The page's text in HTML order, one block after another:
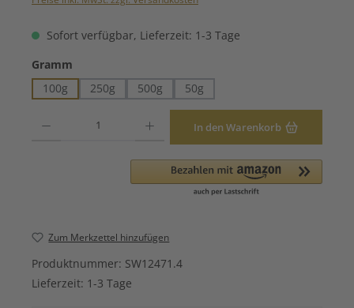
Sofort verfügbar, Lieferzeit: 1-3 Tage
Gramm
100g
250g 500g 50g
In den Warenkorb
Zum Merkzettel hinzufügen
Produktnummer: SW12471.4
Lieferzeit: 1-3 Tage